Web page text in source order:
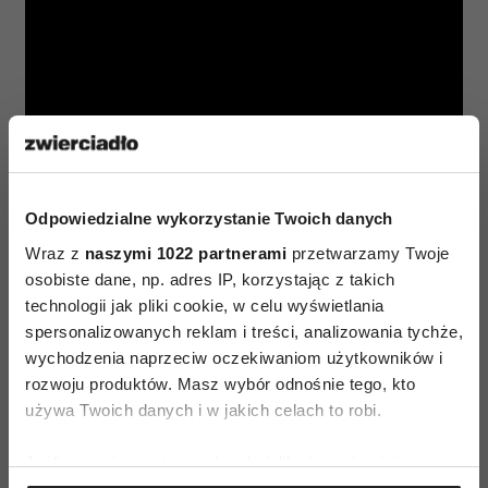
Odpowiedzialne wykorzystanie Twoich danych
Wraz z naszymi 1022 partnerami przetwarzamy Twoje
osobiste dane, np. adres IP, korzystając z takich
technologii jak pliki cookie, w celu wyświetlania
spersonalizowanych reklam i treści, analizowania tychże,
wychodzenia naprzeciw oczekiwaniom użytkowników i
rozwoju produktów. Masz wybór odnośnie tego, kto
używa Twoich danych i w jakich celach to robi.
Jeśli wyrazisz na to zgodę, chcielibyśmy również:
z Leonardem w roli głównej.
„Aviator”
to historia
Howarda Hugesa – amerykańskiego wynalazcy,
milionera, producenta filmowego i przystojnego
kobieciarza, którego wielką pasją było lotnictwo
i bicie rekordów prędkości. Produkcja ma
gwiazdorską obsadą – poza DiCaprio, zobaczymy